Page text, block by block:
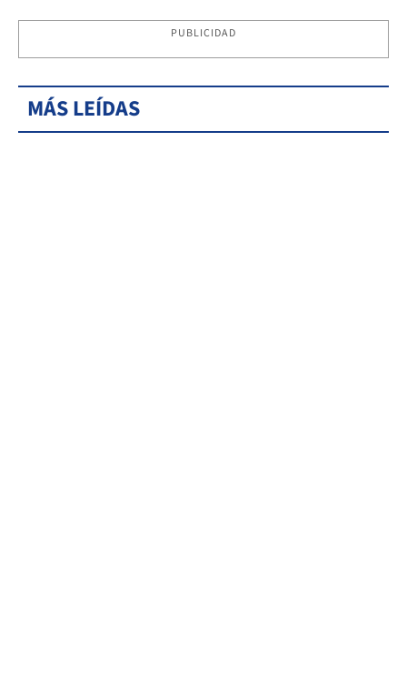
PUBLICIDAD
MÁS LEÍDAS